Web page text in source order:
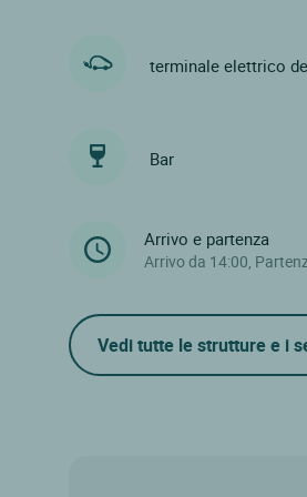
terminale elettrico
Bar
Arrivo e partenza
Arrivo da 14:00,
Vedi tutte le strutture e i